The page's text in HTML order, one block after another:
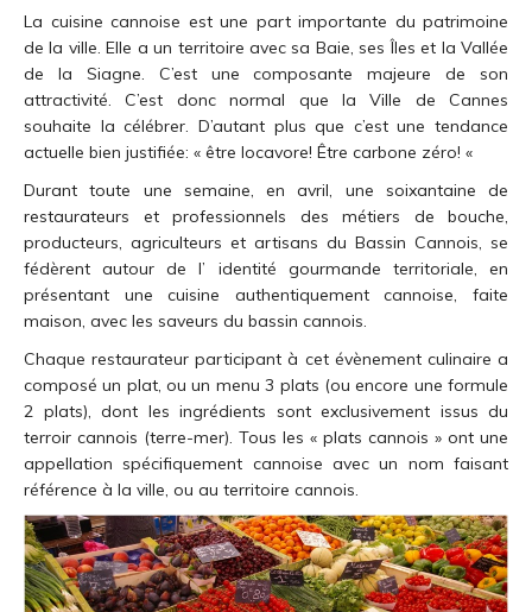
La cuisine cannoise est une part importante du patrimoine
de la ville. Elle a un territoire avec sa Baie, ses Îles et la Vallée
de la Siagne. C’est une composante majeure de son
attractivité. C’est donc normal que la Ville de Cannes
souhaite la célébrer. D’autant plus que c’est une tendance
actuelle bien justifiée: « être locavore! Être carbone zéro! «
Durant toute une semaine, en avril, une soixantaine de
restaurateurs et professionnels des métiers de bouche,
producteurs, agriculteurs et artisans du Bassin Cannois, se
fédèrent autour de l’ identité gourmande territoriale, en
présentant une cuisine authentiquement cannoise, faite
maison, avec les saveurs du bassin cannois.
Chaque restaurateur participant à cet évènement culinaire a
composé un plat, ou un menu 3 plats (ou encore une formule
2 plats), dont les ingrédients sont exclusivement issus du
terroir cannois (terre-mer). Tous les « plats cannois » ont une
appellation spécifiquement cannoise avec un nom faisant
référence à la ville, ou au territoire cannois.